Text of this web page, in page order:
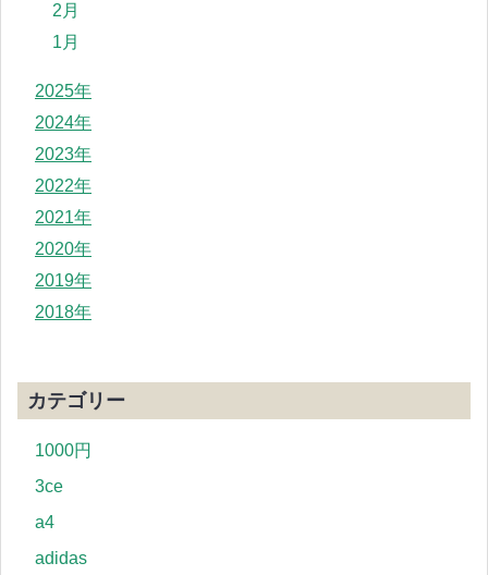
2月
1月
2025年
2024年
2023年
2022年
2021年
2020年
2019年
2018年
カテゴリー
1000円
3ce
a4
adidas